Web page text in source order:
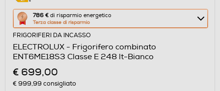
786 € di risparmio energetico
Terza classe di risparmio
Questa
azione
aprirà
il
Calcolatore
di
risparmio
FRIGORIFERI DA INCASSO
ELECTROLUX - Frigorifero combinato
ENT6ME18S3 Classe E 248 lt-Bianco
€ 699,00
€ 999,99 consigliato